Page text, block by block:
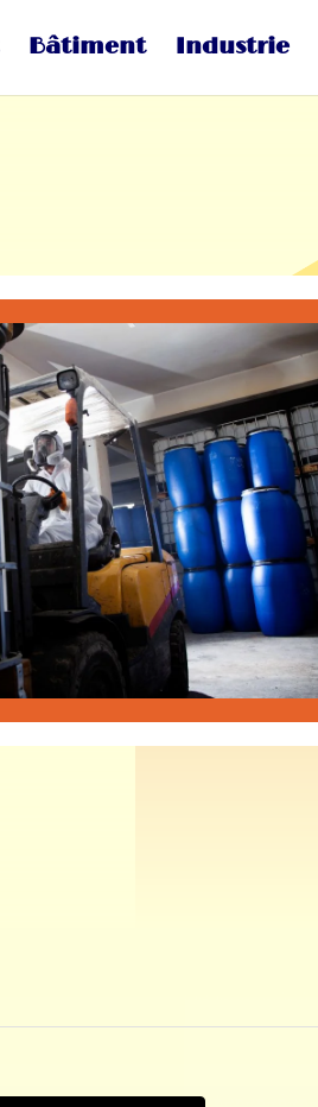
Bâtiment Industrie